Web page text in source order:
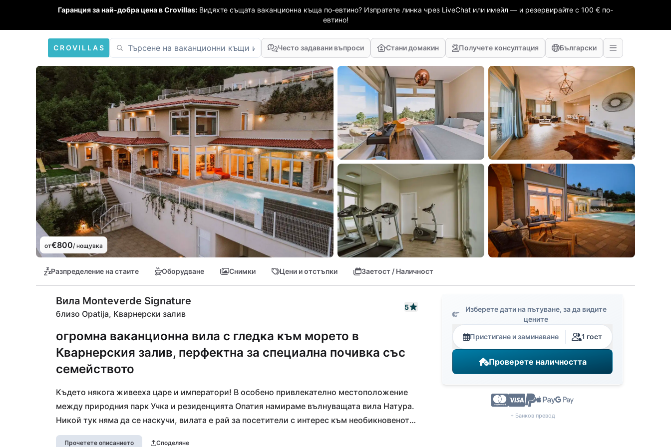
Гаранция за най-добра цена в Crovillas: Видяхте същата ваканционна къща по-евтино? Изпратете линка чрез LiveChat или имейл — и резервирайте с 100 € по-
евтино!
CROVILLAS Често задавани въпроси Стани домакин Получете консултация Български
от€800/ нощувка
Разпределение на стаите Оборудване Снимки Цени и отстъпки Заетост / Наличност
Вила Monteverde Signature
близо Opatija, Кварнерски залив
5
огромна ваканционна вила с гледка към морето в
Кварнерския залив, перфектна за специална почивка със
семейството
Където някога живееха царе и императори! В особено привлекателно местоположение
между природния парк Учка и резиденцията Опатия намираме вълнуващата вила Натура.
Никой тук няма да се наскучи, вилата е рай за посетители с интерес към необикновеното.
Гледката към Кварнерския залив, най-големите острови на Хърватия и могъщата
Прочетете описанието Споделяне
Изберете дати на пътуване, за да видите
цените
Пристигане и заминаване 1 гост
Проверете наличността
+ Банков превод